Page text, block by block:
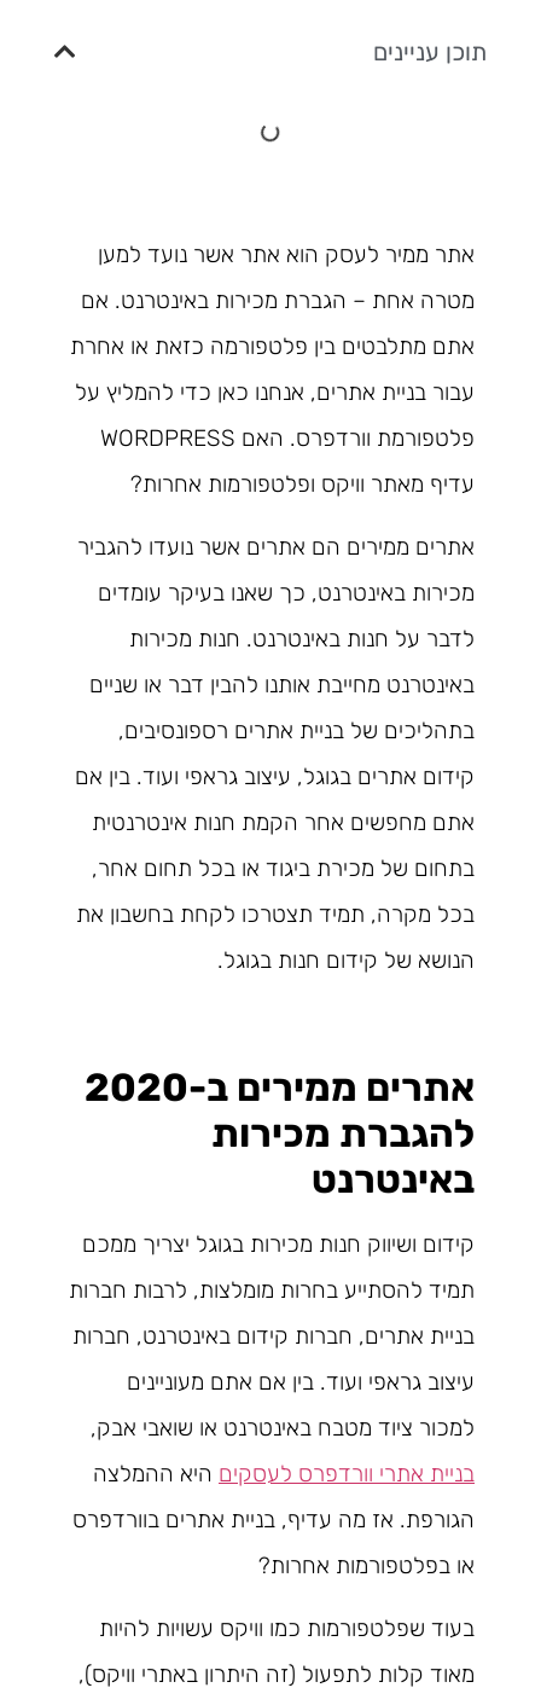
אתר ממיר לעסק הוא אתר אשר נועד למען
מטרה אחת – הגברת מכירות באינטרנט. אם
אתם מתלבטים בין פלטפורמה כזאת או אחרת
עבור בניית אתרים, אנחנו כאן כדי להמליץ על
פלטפורמת וורדפרס. האם WORDPRESS
עדיף מאתר וויקס ופלטפורמות אחרות?
אתרים ממירים הם אתרים אשר נועדו להגביר
מכירות באינטרנט, כך שאנו בעיקר עומדים
לדבר על חנות באינטרנט. חנות מכירות
באינטרנט מחייבת אותנו להבין דבר או שניים
בתהליכים של בניית אתרים רספונסיבים,
קידום אתרים בגוגל, עיצוב גראפי ועוד. בין אם
אתם מחפשים אחר הקמת חנות אינטרנטית
בתחום של מכירת ביגוד או בכל תחום אחר,
בכל מקרה, תמיד תצטרכו לקחת בחשבון את
הנושא של קידום חנות בגוגל.
אתרים ממירים ב-2020
להגברת מכירות
באינטרנט
קידום ושיווק חנות מכירות בגוגל יצריך ממכם
תמיד להסתייע בחרות מומלצות, לרבות חברות
בניית אתרים, חברות קידום באינטרנט, חברות
עיצוב גראפי ועוד. בין אם אתם מעוניינים
למכור ציוד מטבח באינטרנט או שואבי אבק,
בניית אתרי וורדפרס לעסקים היא ההמלצה
הגורפת. אז מה עדיף, בניית אתרים בוורדפרס
או בפלטפורמות אחרות?
בעוד שפלטפורמות כמו וויקס עשויות להיות
מאוד קלות לתפעול (זה היתרון באתרי וויקס),
תוכן עניינים